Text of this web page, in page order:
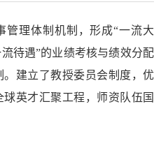
管理体制机制，形成“一流大
待遇”的业绩考核与绩效分配
建立了教授委员会制度，优
英才汇聚工程，师资队伍国